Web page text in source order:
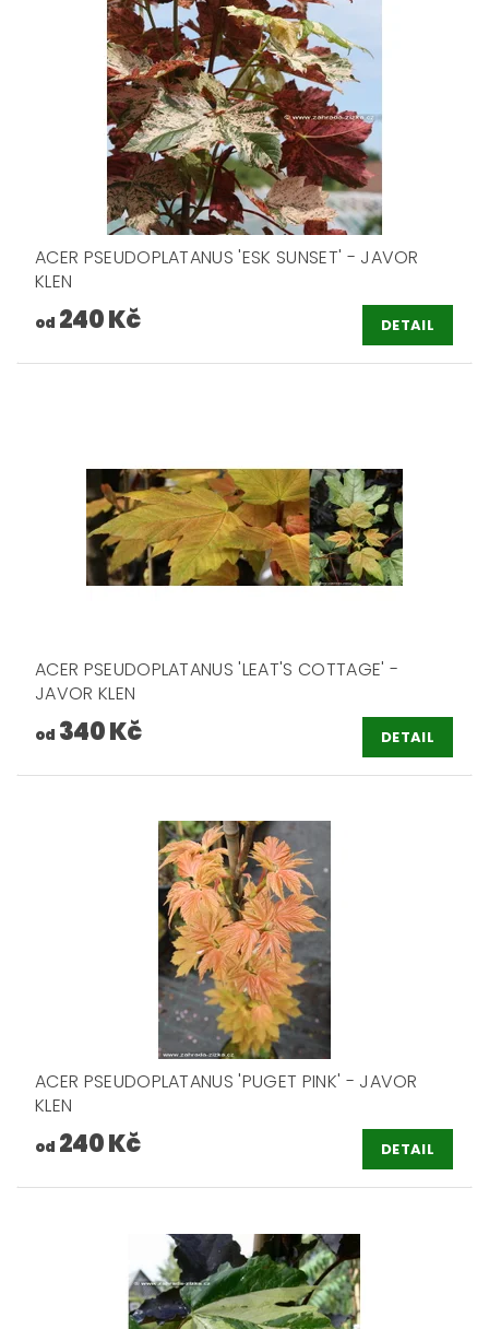
ACER PSEUDOPLATANUS 'ESK SUNSET' - JAVOR
KLEN
od 240 Kč DETAIL
ACER PSEUDOPLATANUS 'LEAT'S COTTAGE' -
JAVOR KLEN
od 340 Kč DETAIL
ACER PSEUDOPLATANUS 'PUGET PINK' - JAVOR
KLEN
od 240 Kč DETAIL